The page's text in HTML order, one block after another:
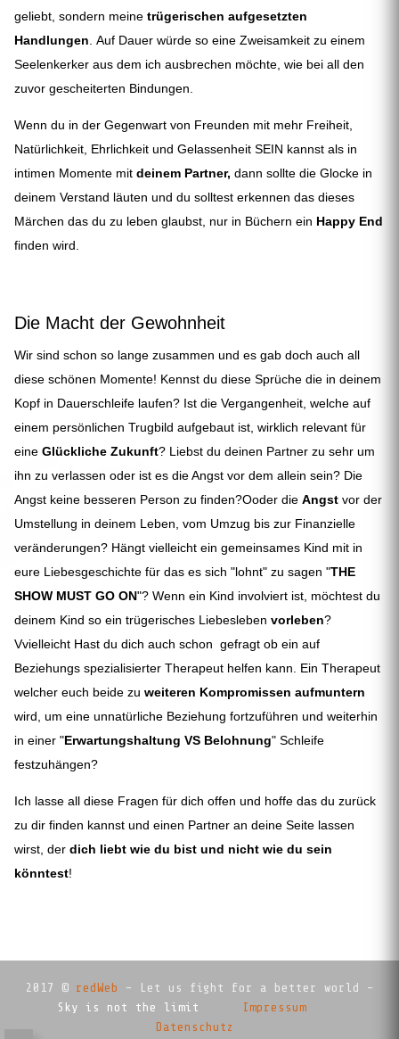
geliebt, sondern meine trügerischen aufgesetzten
Handlungen . Auf Dauer würde so eine Zweisamkeit zu einem
Seelenkerker aus dem ich ausbrechen möchte, wie bei all den
zuvor gescheiterten Bindungen.
Wenn du in der Gegenwart von Freunden mit mehr Freiheit,
Natürlichkeit, Ehrlichkeit und Gelassenheit SEIN kannst als in
intimen Momente mit deinem Partner, dann sollte die Glocke in
deinem Verstand läuten und du solltest erkennen das dieses
Märchen das du zu leben glaubst, nur in Büchern ein Happy End
finden wird.
Die Macht der Gewohnheit
Wir sind schon so lange zusammen und es gab doch auch all
diese schönen Momente! Kennst du diese Sprüche die in deinem
Kopf in Dauerschleife laufen? Ist die Vergangenheit, welche auf
einem persönlichen Trugbild aufgebaut ist, wirklich relevant für
eine Glückliche Zukunft? Liebst du deinen Partner zu sehr um
ihn zu verlassen oder ist es die Angst vor dem allein sein? Die
Angst keine besseren Person zu finden?Ooder die Angst vor der
Umstellung in deinem Leben, vom Umzug bis zur Finanzielle
veränderungen? Hängt vielleicht ein gemeinsames Kind mit in
eure Liebesgeschichte für das es sich "lohnt" zu sagen "THE
SHOW MUST GO ON"? Wenn ein Kind involviert ist, möchtest du
deinem Kind so ein trügerisches Liebesleben vorleben?
Vvielleicht Hast du dich auch schon gefragt ob ein auf
Beziehungs spezialisierter Therapeut helfen kann. Ein Therapeut
welcher euch beide zu weiteren Kompromissen aufmuntern
wird, um eine unnatürliche Beziehung fortzuführen und weiterhin
in einer "Erwartungshaltung VS Belohnung" Schleife
festzuhängen?
Ich lasse all diese Fragen für dich offen und hoffe das du zurück
zu dir finden kannst und einen Partner an deine Seite lassen
wirst, der dich liebt wie du bist und nicht wie du sein
könntest!
2017 © redWeb - Let us fight for a better world -
Sky is not the limit
Impressum
Datenschutz